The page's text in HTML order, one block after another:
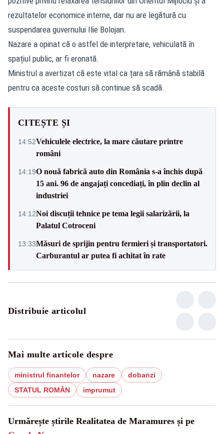
rezultatelor economice interne, dar nu are legătură cu
suspendarea guvernului Ilie Bolojan.
Nazare a opinat că o astfel de interpretare, vehiculată în
spațiul public, ar fi eronată.
Ministrul a avertizat că este vital ca țara să rămână stabilă
pentru ca aceste costuri să continue să scadă.
CITEȘTE ȘI
14:52Vehiculele electrice, la mare căutare printre
români
14:19O nouă fabrică auto din România s-a închis după
15 ani. 96 de angajați concediați, în plin declin al
industriei
14:12Noi discuții tehnice pe tema legii salarizării, la
Palatul Cotroceni
13:33Măsuri de sprijin pentru fermieri și transportatori.
Carburantul ar putea fi achitat în rate
Distribuie articolul
Mai multe articole despre
ministrul finantelor nazare
dobanzi
STATUL ROMÂN
imprumut
Urmărește știrile Realitatea de Maramures și pe